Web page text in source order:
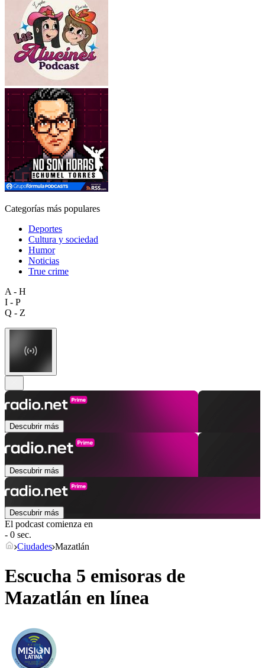
Categorías más populares
Deportes
Cultura y sociedad
Humor
Noticias
True crime
A - H
I - P
Q - Z
Descubrir más
Descubrir más
Descubrir más
El podcast comienza en
- 0 sec.
Ciudades Mazatlán
Escucha 5 emisoras de
Mazatlán en línea